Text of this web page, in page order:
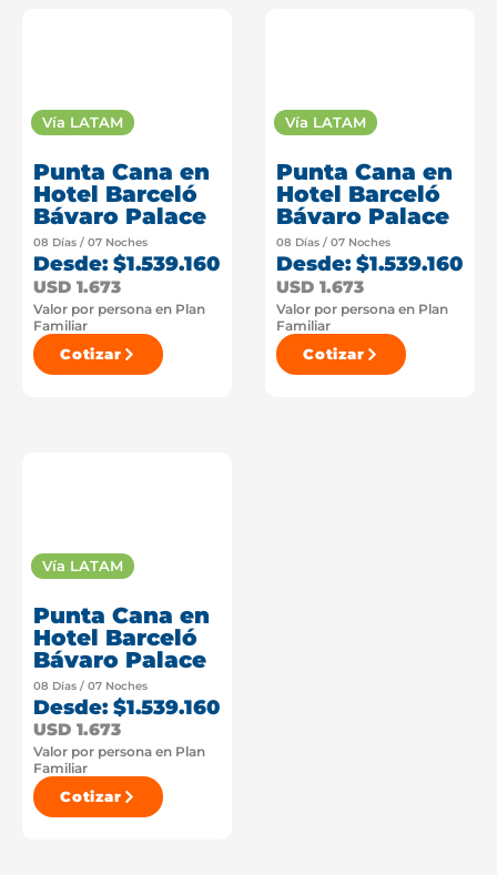
Vía LATAM
Punta Cana en
Hotel Barceló
Bávaro Palace
08 Días / 07 Noches
Desde: $1.539.160
USD 1.673
Valor por persona en Plan
Familiar
Cotizar
Vía LATAM
Punta Cana en
Hotel Barceló
Bávaro Palace
08 Días / 07 Noches
Desde: $1.539.160
USD 1.673
Valor por persona en Plan
Familiar
Cotizar
Vía LATAM
Punta Cana en
Hotel Barceló
Bávaro Palace
08 Días / 07 Noches
Desde: $1.539.160
USD 1.673
Valor por persona en Plan
Familiar
Cotizar